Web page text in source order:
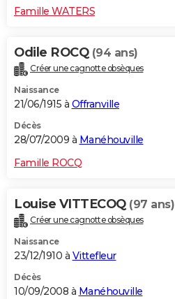
Famille WATERS
Odile ROCQ (94 ans)
Créer une cagnotte obsèques
Naissance
21/06/1915 à Offranville
Décès
28/07/2009 à Manéhouville
Famille ROCQ
Louise VITTECOQ (97 ans)
Créer une cagnotte obsèques
Naissance
23/12/1910 à Vittefleur
Décès
10/09/2008 à Manéhouville